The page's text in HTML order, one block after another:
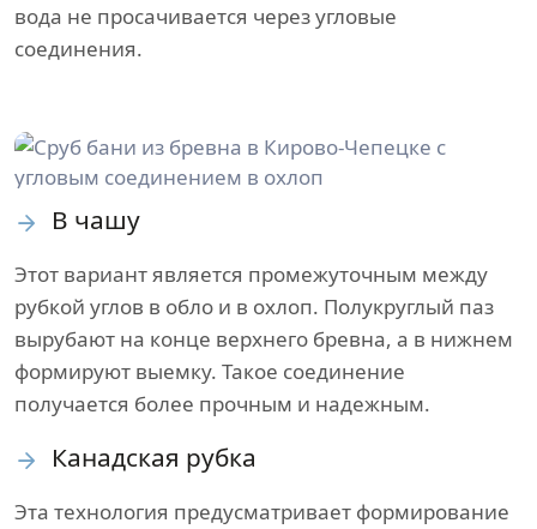
вода не просачивается через угловые
соединения.
В чашу
Этот вариант является промежуточным между
рубкой углов в обло и в охлоп. Полукруглый паз
вырубают на конце верхнего бревна, а в нижнем
формируют выемку. Такое соединение
получается более прочным и надежным.
Канадская рубка
Эта технология предусматривает формирование